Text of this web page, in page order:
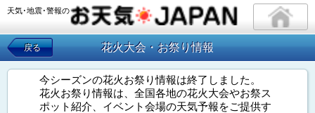
天気･地震･警報の
戻る 花火大会・お祭り情報
今シーズンの花火お祭り情報は終了しました。
花火お祭り情報は、全国各地の花火大会やお祭ス
ポット紹介、イベント会場の天気予報をご提供す